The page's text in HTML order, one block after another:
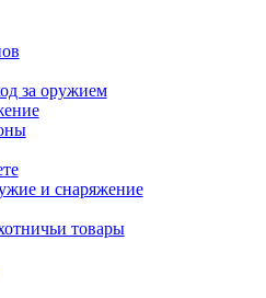
за оружием
и снаряжение
товары